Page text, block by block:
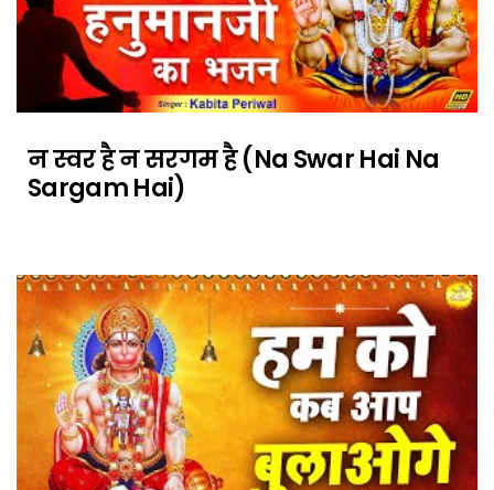
न स्वर है न सरगम है (Na Swar Hai Na
Sargam Hai)